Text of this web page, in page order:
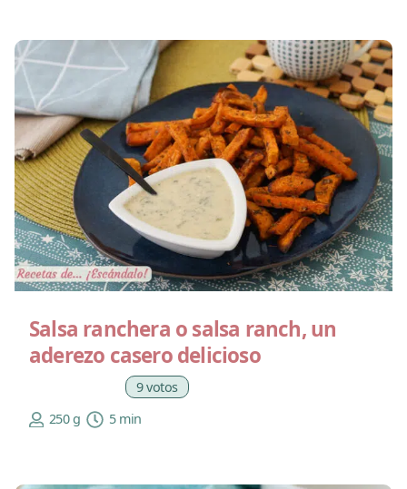
Salsa ranchera o salsa ranch, un
aderezo casero delicioso
9 votos
250 g
5 min